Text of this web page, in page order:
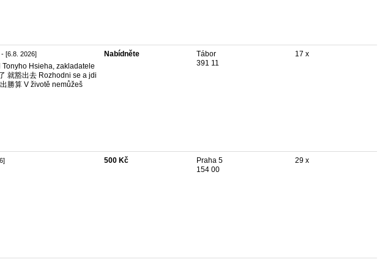
- [6.8. 2026]
Hsieha, zakladatele
就豁出去 Rozhodni se a jdi
勝算 V životě nemůžeš
Nabídněte
Tábor
391 11
17 x
500 Kč
Praha 5
154 00
29 x